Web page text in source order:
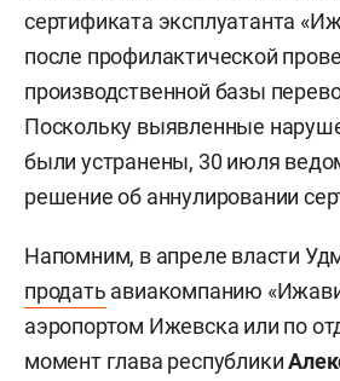
сертификата эксплуатанта
после профилактической
производственной базы
Поскольку выявленные
были устранены, 30 июля
решение об аннулировании
Напомним, в апреле власти
продать авиакомпанию
аэропортом Ижевска или по
момент глава республики